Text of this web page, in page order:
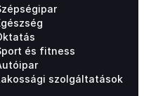
és fitness
szolgáltatások